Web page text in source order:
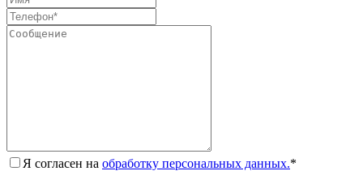
Я согласен на обработку персональных данных.*